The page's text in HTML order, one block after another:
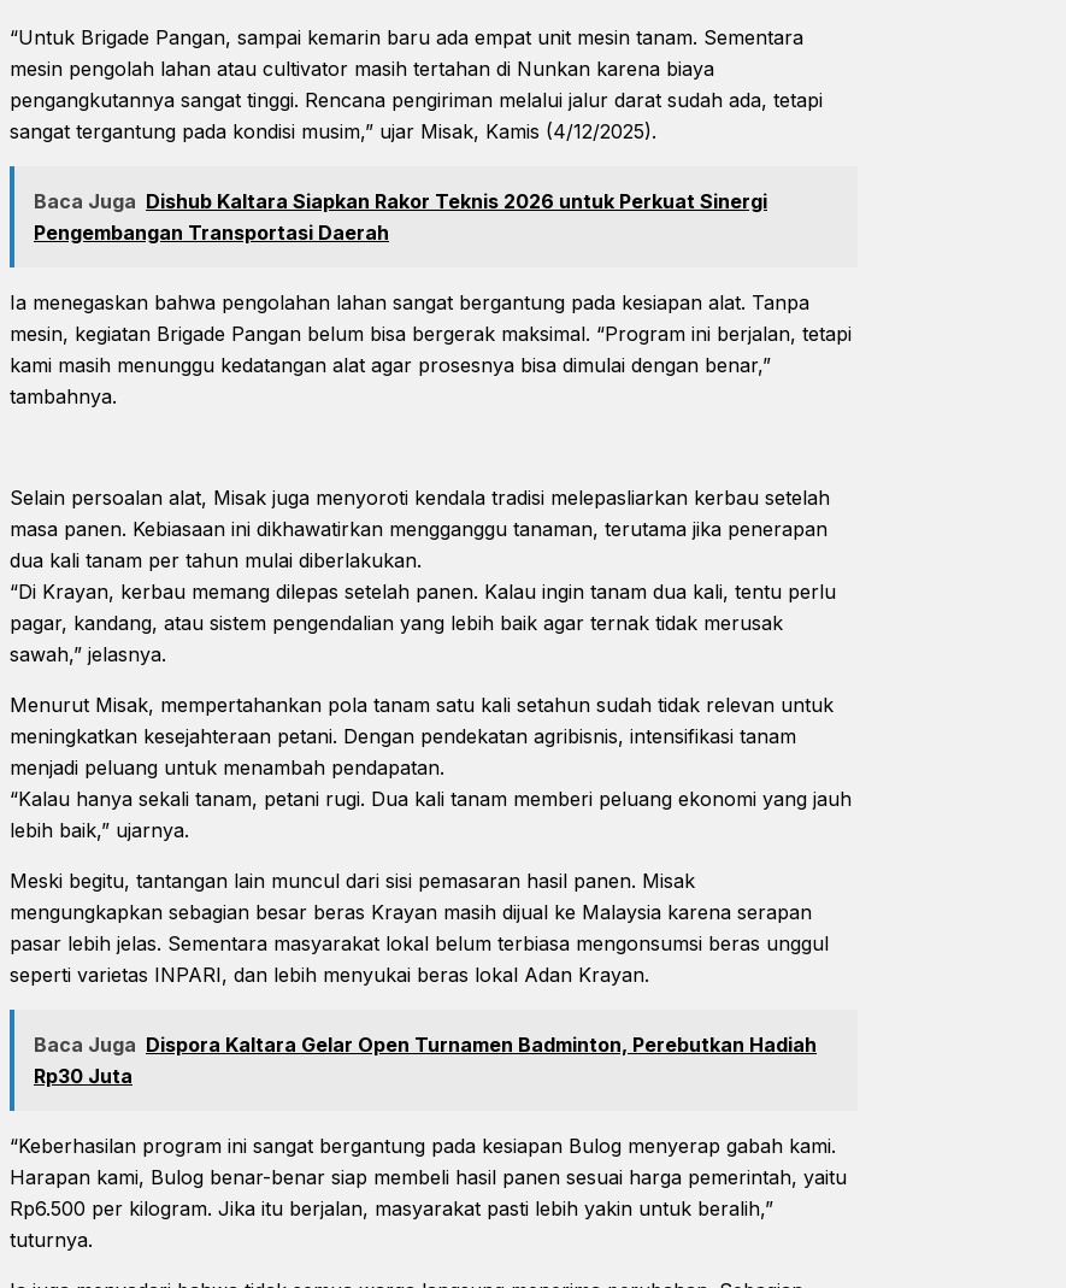
“Untuk Brigade Pangan, sampai kemarin baru ada empat unit mesin tanam. Sementara
mesin pengolah lahan atau cultivator masih tertahan di Nunkan karena biaya
pengangkutannya sangat tinggi. Rencana pengiriman melalui jalur darat sudah ada, tetapi
sangat tergantung pada kondisi musim,” ujar Misak, Kamis (4/12/2025).
Baca Juga Dishub Kaltara Siapkan Rakor Teknis 2026 untuk Perkuat Sinergi
Pengembangan Transportasi Daerah
Ia menegaskan bahwa pengolahan lahan sangat bergantung pada kesiapan alat. Tanpa
mesin, kegiatan Brigade Pangan belum bisa bergerak maksimal. “Program ini berjalan, tetapi
kami masih menunggu kedatangan alat agar prosesnya bisa dimulai dengan benar,”
tambahnya.
Selain persoalan alat, Misak juga menyoroti kendala tradisi melepasliarkan kerbau setelah
masa panen. Kebiasaan ini dikhawatirkan mengganggu tanaman, terutama jika penerapan
dua kali tanam per tahun mulai diberlakukan.
“Di Krayan, kerbau memang dilepas setelah panen. Kalau ingin tanam dua kali, tentu perlu
pagar, kandang, atau sistem pengendalian yang lebih baik agar ternak tidak merusak
sawah,” jelasnya.
Menurut Misak, mempertahankan pola tanam satu kali setahun sudah tidak relevan untuk
meningkatkan kesejahteraan petani. Dengan pendekatan agribisnis, intensifikasi tanam
menjadi peluang untuk menambah pendapatan.
“Kalau hanya sekali tanam, petani rugi. Dua kali tanam memberi peluang ekonomi yang jauh
lebih baik,” ujarnya.
Meski begitu, tantangan lain muncul dari sisi pemasaran hasil panen. Misak
mengungkapkan sebagian besar beras Krayan masih dijual ke Malaysia karena serapan
pasar lebih jelas. Sementara masyarakat lokal belum terbiasa mengonsumsi beras unggul
seperti varietas INPARI, dan lebih menyukai beras lokal Adan Krayan.
Baca Juga Dispora Kaltara Gelar Open Turnamen Badminton, Perebutkan Hadiah
Rp30 Juta
“Keberhasilan program ini sangat bergantung pada kesiapan Bulog menyerap gabah kami.
Harapan kami, Bulog benar-benar siap membeli hasil panen sesuai harga pemerintah, yaitu
Rp6.500 per kilogram. Jika itu berjalan, masyarakat pasti lebih yakin untuk beralih,”
tuturnya.